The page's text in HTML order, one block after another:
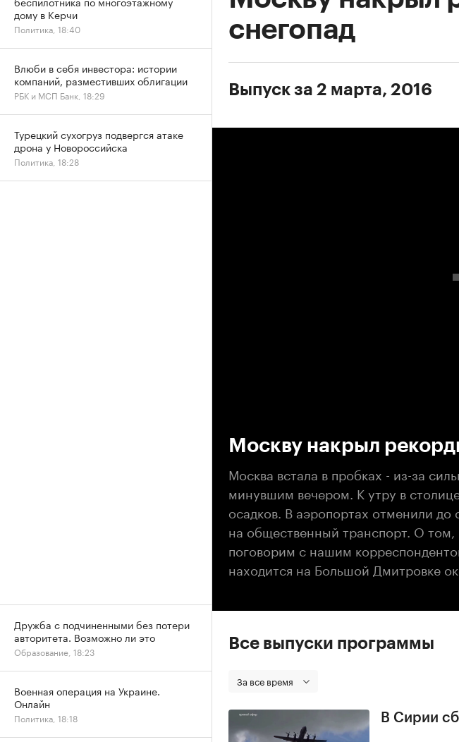
снегопад
Выпуск за 2 марта, 2016
Москву накрыл
Москва встала в пробках - из-за
минувшим вечером. К утру в
осадков. В аэропортах отменили
на общественный транспорт. О том,
поговорим с нашим
находится на Большой Дмитровке
Все выпуски программы
За все время
В Сирии
дому в Керчи
Политика, 18:40
Влюби в себя инвестора: истории
компаний, разместивших облигации
РБК и МСП Банк, 18:29
Турецкий сухогруз подвергся атаке
дрона у Новороссийска
Политика, 18:28
Дружба с подчиненными без потери
авторитета. Возможно ли это
Образование, 18:23
Военная операция на Украине.
Онлайн
Политика, 18:18